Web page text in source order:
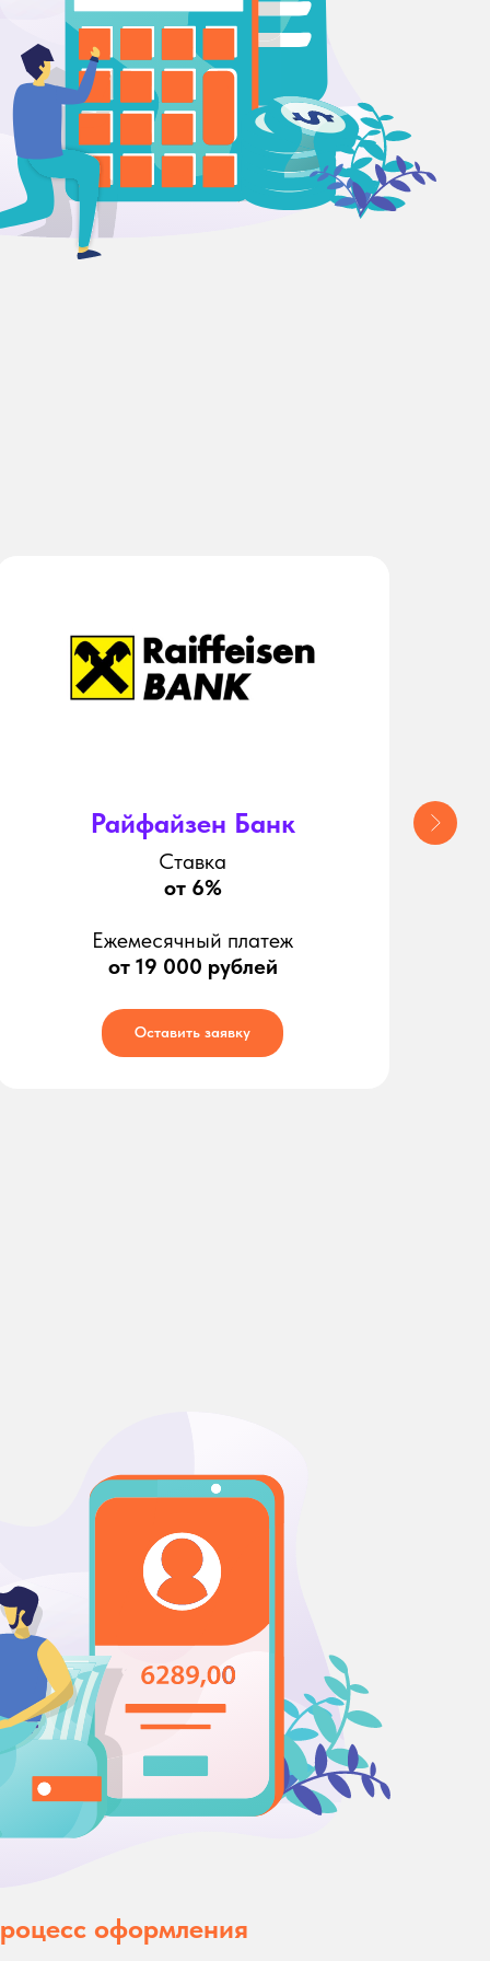
Райфайзен Банк
Ставка
от 6%
Ежемесячный платеж
от 19 000 рублей
Оставить заявку
оформления